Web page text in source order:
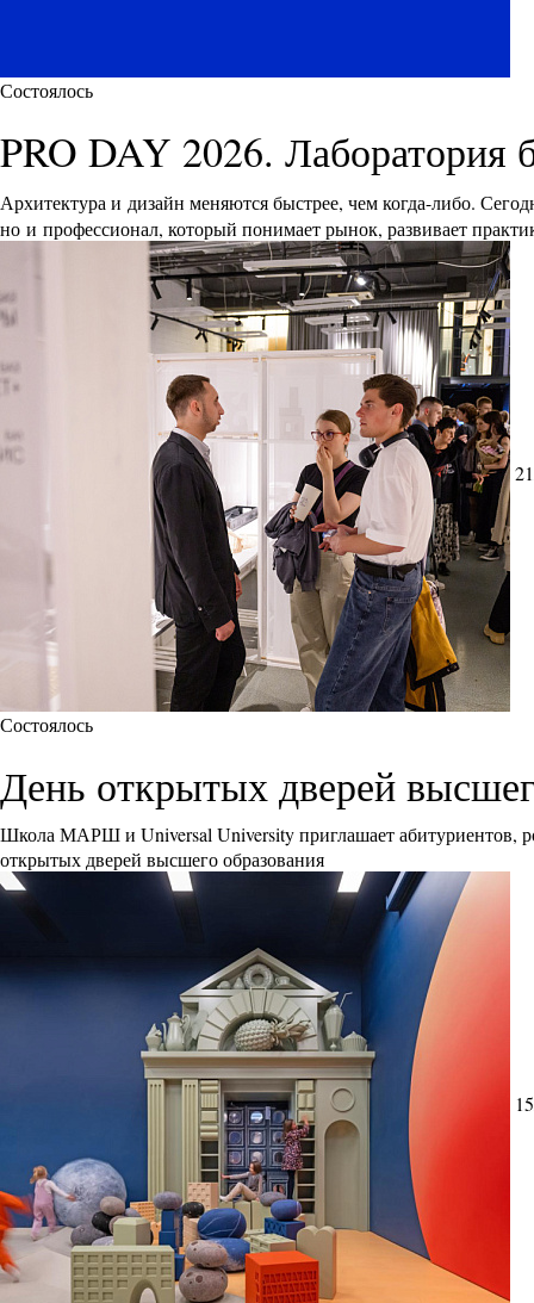
Состоялось
PRO DAY 2026. Лаборатория
Архитектура и дизайн меняются быстрее, чем когда-либо.
но и профессионал, который понимает рынок, развивает
Состоялось
День открытых дверей
Школа МАРШ и Universal University приглашает абитуриентов,
открытых дверей высшего образования